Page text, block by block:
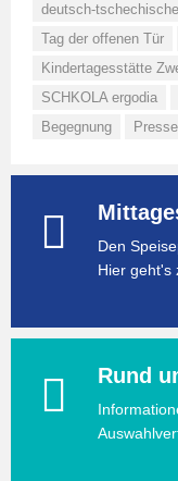
deutsch-
Tag der offenen Tür
Kindertagesstätte
SCHKOLA ergodia
Begegnung
Presse
Den
Hier geht's
Rund